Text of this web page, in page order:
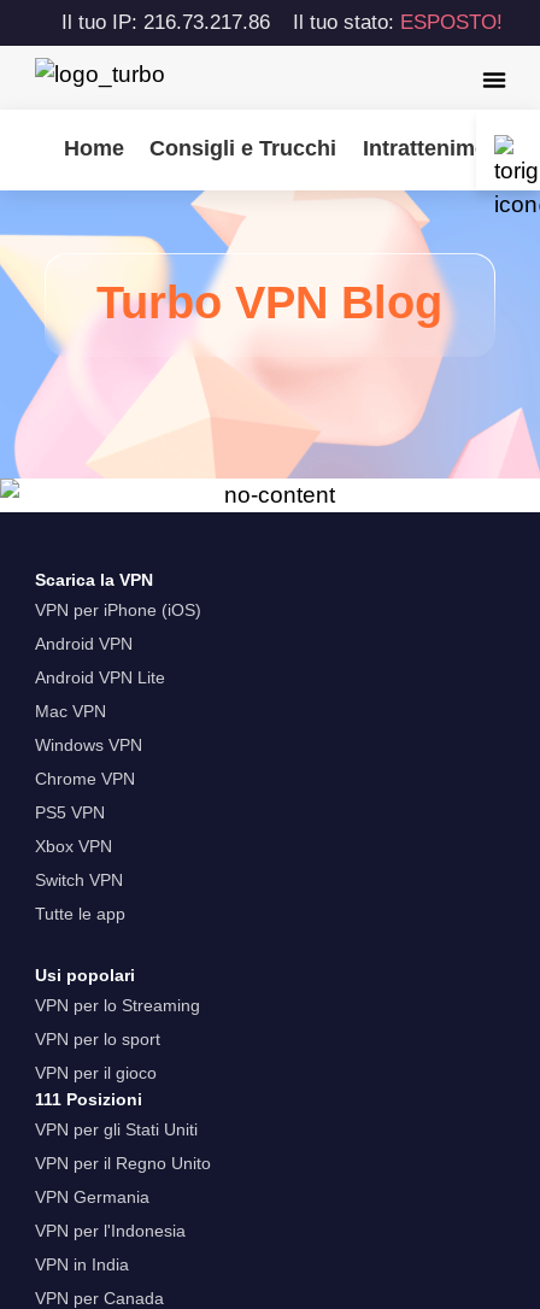
Il tuo IP: 216.73.217.86 Il tuo stato: ESPOSTO!
Home Consigli e Trucchi Intrattenimento
Turbo VPN Blog
Scarica la VPN
VPN per iPhone (iOS)
Android VPN
Android VPN Lite
Mac VPN
Windows VPN
Chrome VPN
PS5 VPN
Xbox VPN
Switch VPN
Tutte le app
Usi popolari
VPN per lo Streaming
VPN per lo sport
VPN per il gioco
111 Posizioni
VPN per gli Stati Uniti
VPN per il Regno Unito
VPN Germania
VPN per l'Indonesia
VPN in India
VPN per Canada